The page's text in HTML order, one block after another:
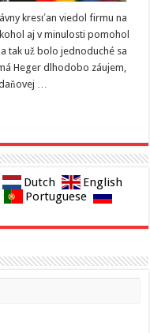
kresťan viedol firmu na
aj v minulosti pomohol
tak už bolo jednoduché sa
Heger dlhodobo záujem,
…
Dutch
English
Portuguese